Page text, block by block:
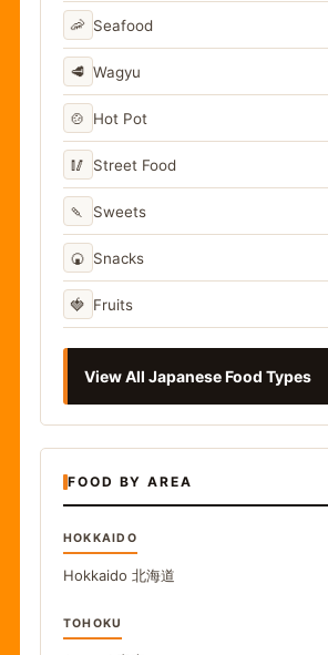
🦐 Seafood
🥩 Wagyu
🍲 Hot Pot
🥢 Street Food
🍡 Sweets
🍘 Snacks
🍓 Fruits
View All Japanese Food Types
FOOD BY AREA
HOKKAIDO
Hokkaido 北海道
TOHOKU